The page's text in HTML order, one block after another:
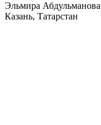
Эльмира Абдульманова
Казань, Татарстан